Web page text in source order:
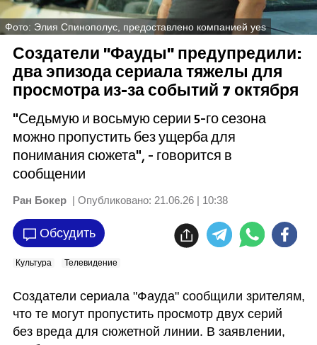
Фото: Элия Спинополус, предоставлено компанией yes
Создатели "Фауды" предупредили:
два эпизода сериала тяжелы для
просмотра из-за событий 7 октября
"Седьмую и восьмую серии 5-го сезона
можно пропустить без ущерба для
понимания сюжета", - говорится в
сообщении
Ран Бокер | Опубликовано: 21.06.26 | 10:38
Обсудить
Культура Телевидение
Создатели сериала "Фауда" сообщили зрителям,
что те могут пропустить просмотр двух серий
без вреда для сюжетной линии. В заявлении,